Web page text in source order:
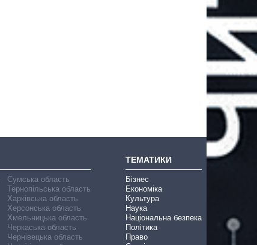
Сумська область
Тернопільська область
Харківська область
Херсонська область
Хмельницька область
Черкаська область
Чернівецька область
ТЕМАТИКИ
Бізнес
Економіка
Культура
Наука
Національна безпека
Політика
Право